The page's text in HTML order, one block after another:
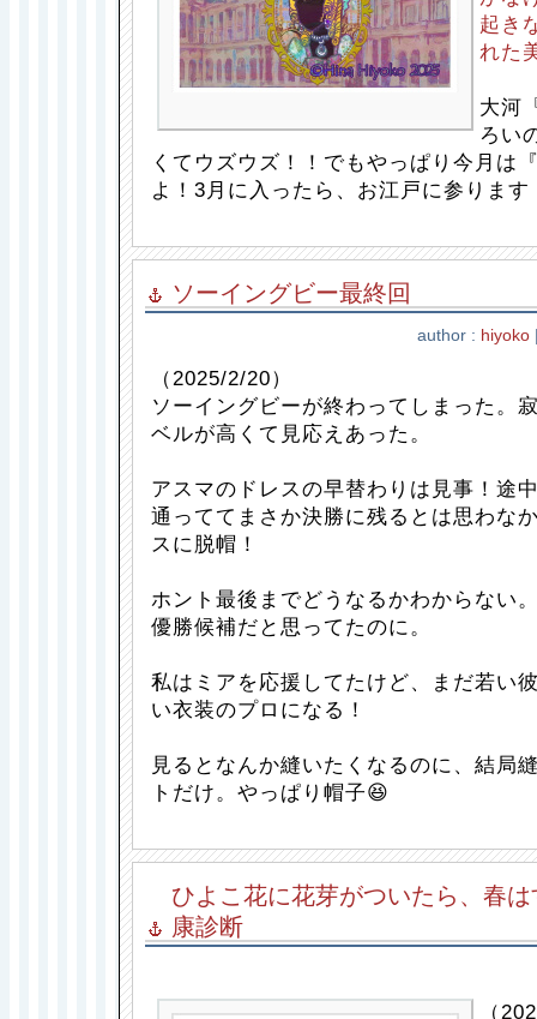
起き
れた
大河
ろい
くてウズウズ！！でもやっぱり今月は
よ！3月に入ったら、お江戸に参ります
ソーイングビー最終回
author : hiyoko
（2025/2/20）
ソーイングビーが終わってしまった。
ベルが高くて見応えあった。
アスマのドレスの早替わりは見事！途
通っててまさか決勝に残るとは思わな
スに脱帽！
ホント最後までどうなるかわからない
優勝候補だと思ってたのに。
私はミアを応援してたけど、まだ若い
い衣装のプロになる！
見るとなんか縫いたくなるのに、結局
トだけ。やっぱり帽子😆
ひよこ花に花芽がついたら、春
康診断
（